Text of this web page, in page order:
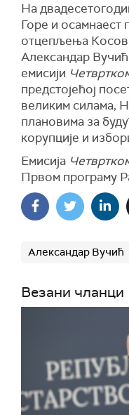
На
Горе и осамнаест
отцепљења
Александар
емисији
предстојећој
великим силама,
плановима за
корупције и
Емисија
Првом програму
Александар Вучић
Везани чланци